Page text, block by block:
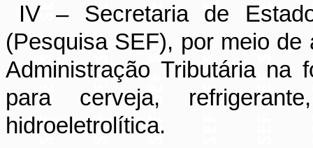
IV – Secretaria de
(Pesquisa SEF), por meio
Administração Tributária na
para cerveja,
hidroeletrolítica.